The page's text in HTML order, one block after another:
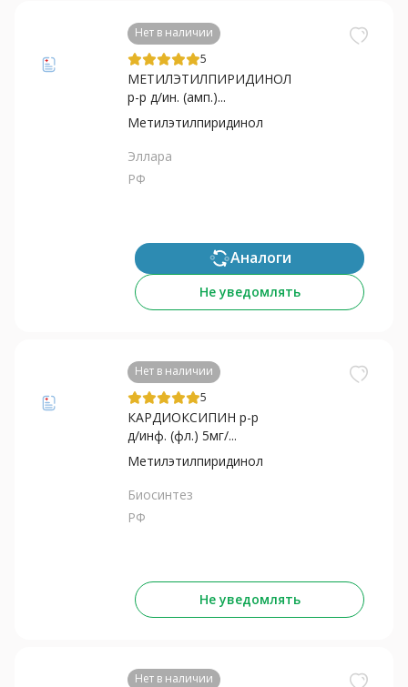
Нет в наличии
5
МЕТИЛЭТИЛПИРИДИНОЛ
р-р д/ин. (амп.)...
Метилэтилпиридинол
Эллара
РФ
Аналоги
Не уведомлять
Нет в наличии
5
КАРДИОКСИПИН р-р
д/инф. (фл.) 5мг/...
Метилэтилпиридинол
Биосинтез
РФ
Не уведомлять
Нет в наличии